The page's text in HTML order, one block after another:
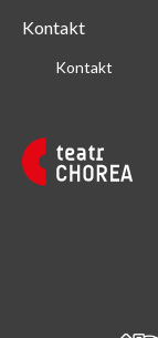
Kontakt
Kontakt